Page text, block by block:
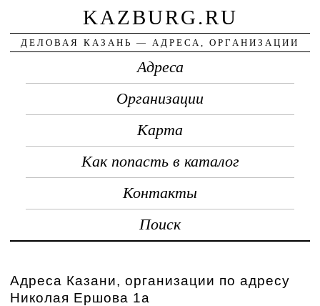
KAZBURG.RU
ДЕЛОВАЯ КАЗАНЬ — АДРЕСА, ОРГАНИЗАЦИИ
Адреса
Организации
Карта
Как попасть в каталог
Контакты
Поиск
Адреса Казани, организации по адресу
Николая Ершова 1а